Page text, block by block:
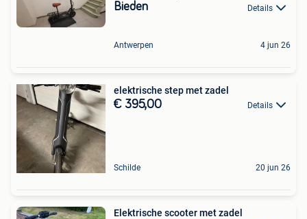
Bieden Details
Antwerpen 4 jun 26
elektrische step met zadel
€ 395,00 Details
Schilde 20 jun 26
Elektrische scooter met zadel